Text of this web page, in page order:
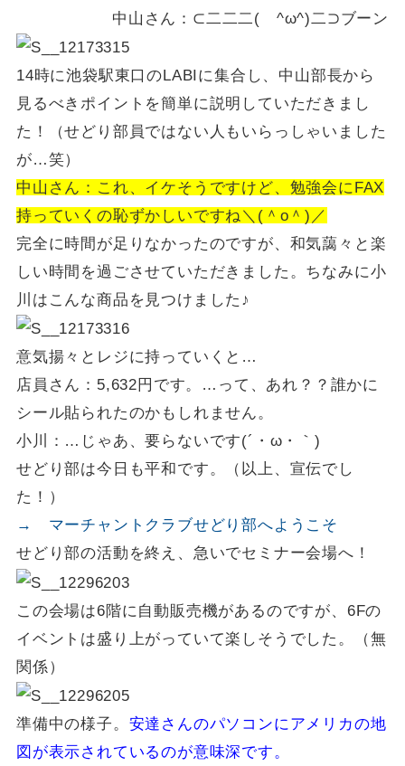
中山さん：⊂二二二( ^ω^)二⊃ブーン
14時に池袋駅東口のLABIに集合し、中山部長から
見るべきポイントを簡単に説明していただきまし
た！（せどり部員ではない人もいらっしゃいました
が…笑）
中山さん：これ、イケそうですけど、勉強会にFAX
持っていくの恥ずかしいですね＼(＾o＾)／
完全に時間が足りなかったのですが、和気藹々と楽
しい時間を過ごさせていただきました。ちなみに小
川はこんな商品を見つけました♪
意気揚々とレジに持っていくと…
店員さん：5,632円です。…って、あれ？？誰かに
シール貼られたのかもしれません。
小川：…じゃあ、要らないです(´・ω・｀)
せどり部は今日も平和です。（以上、宣伝でし
た！）
→ マーチャントクラブせどり部へようこそ
せどり部の活動を終え、急いでセミナー会場へ！
この会場は6階に自動販売機があるのですが、6Fの
イベントは盛り上がっていて楽しそうでした。（無
関係）
準備中の様子。 安達さんのパソコンにアメリカの地
図が表示されているのが意味深です。